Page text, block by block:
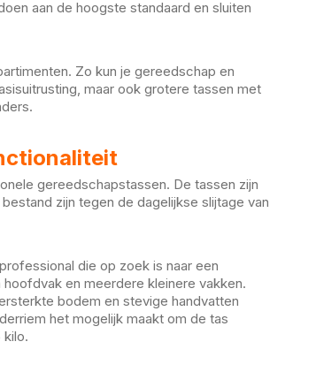
aan de hoogste standaard en sluiten
Zo kun je gereedschap en
maar ook grotere tassen met
gereedschapstassen. De tassen zijn
zijn tegen de dagelijkse slijtage van
die op zoek is naar een
en meerdere kleinere vakken.
bodem en stevige handvatten
het mogelijk maakt om de tas
kilo.